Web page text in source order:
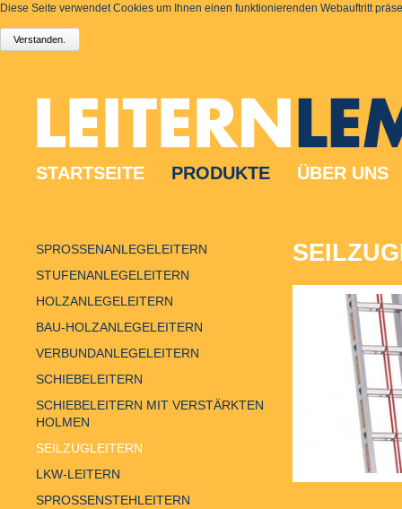
Diese Seite verwendet Cookies um Ihnen einen funktionierenden Webauftritt
STARTSEITE PRODUKTE ÜBER UNS
SPROSSENANLEGELEITERN
STUFENANLEGELEITERN
HOLZANLEGELEITERN
BAU-HOLZANLEGELEITERN
VERBUNDANLEGELEITERN
SCHIEBELEITERN
SCHIEBELEITERN MIT VERSTÄRKTEN
HOLMEN
SEILZUGLEITERN
LKW-LEITERN
SPROSSENSTEHLEITERN